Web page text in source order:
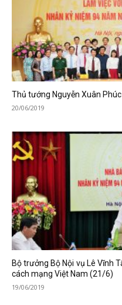
Thủ tướng Nguyễn Xuân
20/06/2019
Bộ trưởng Bộ Nội vụ Lê Vĩnh
cách mạng Việt Nam (21/6)
19/06/2019